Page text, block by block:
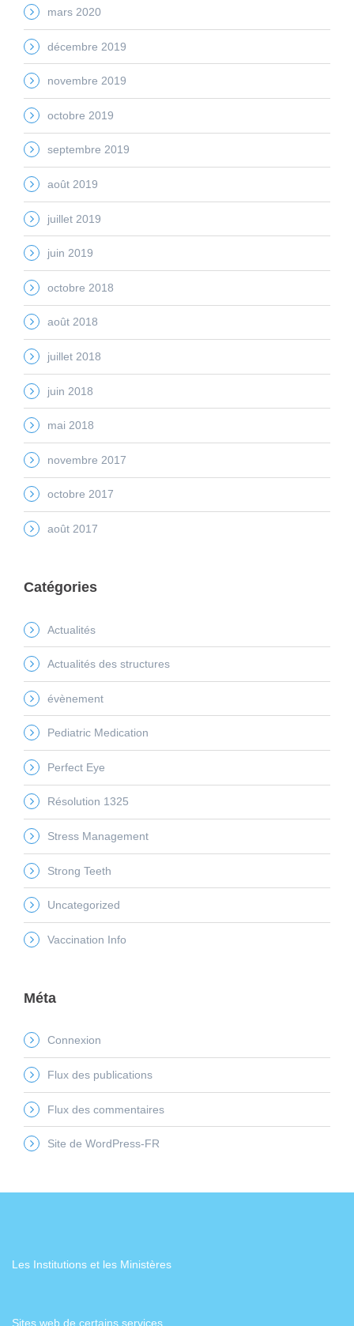
mars 2020
décembre 2019
novembre 2019
octobre 2019
septembre 2019
août 2019
juillet 2019
juin 2019
octobre 2018
août 2018
juillet 2018
juin 2018
mai 2018
novembre 2017
octobre 2017
août 2017
Catégories
Actualités
Actualités des structures
évènement
Pediatric Medication
Perfect Eye
Résolution 1325
Stress Management
Strong Teeth
Uncategorized
Vaccination Info
Méta
Connexion
Flux des publications
Flux des commentaires
Site de WordPress-FR
Les Institutions et les Ministères
Sites web de certains services